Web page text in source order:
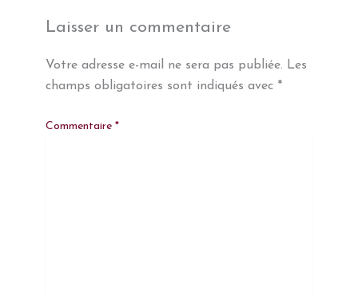
Laisser un commentaire
Votre adresse e-mail ne sera pas publiée. Les
champs obligatoires sont indiqués avec *
Commentaire *